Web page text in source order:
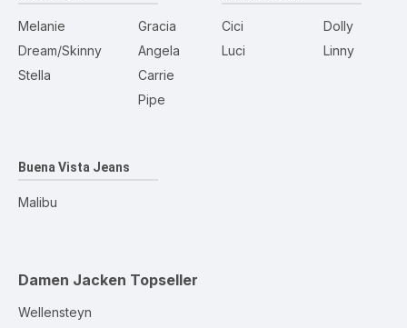
Melanie
Dream/Skinny
Stella
Gracia
Angela
Carrie
Pipe
Cici
Luci
Dolly
Linny
Buena Vista Jeans
Malibu
Damen Jacken Topseller
Wellensteyn